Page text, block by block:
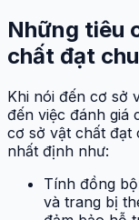
Những tiêu
chất đạt
Khi nói đến cơ sở
đến việc đánh giá
cơ sở vật chất đạt
nhất định như:
Tính đồng
và trang bị